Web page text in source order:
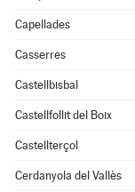
Capellades
Casserres
Castellbisbal
Castellfollit del Boix
Castellterçol
Cerdanyola del Vallès